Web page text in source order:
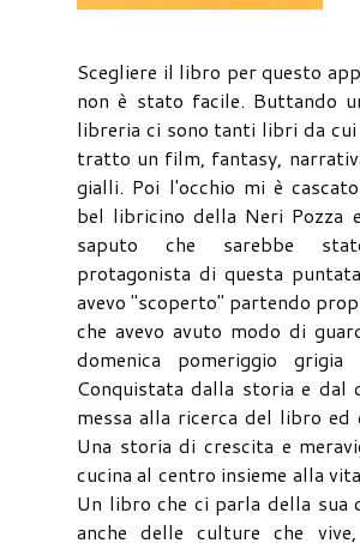
Scegliere il libro per questo
non è stato facile. Buttando
libreria ci sono tanti libri da
tratto un film, fantasy,
gialli. Poi l'occhio mi è
bel libricino della Neri Pozza
saputo che sarebbe
protagonista di questa
avevo "scoperto" partendo
che avevo avuto modo di
domenica pomeriggio
Conquistata dalla storia e dal
messa alla ricerca del libro ed
Una storia di crescita e
cucina al centro insieme alla
Un libro che ci parla della sua
anche delle culture che